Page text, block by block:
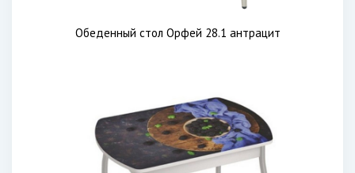
Обеденный стол Орфей 28.1 антрацит